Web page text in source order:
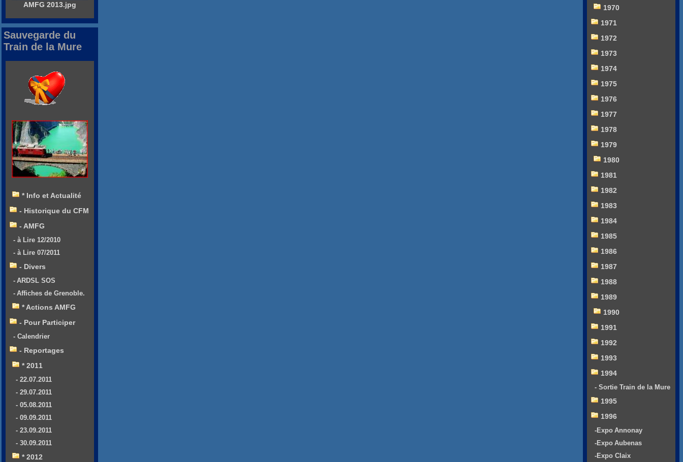
AMFG 2013.jpg
Sauvegarde du
Train de la Mure
* Info et Actualité
- Historique du CFM
- AMFG
- à Lire 12/2010
- à Lire 07/2011
- Divers
- ARDSL SOS
- Affiches de Grenoble.
* Actions AMFG
- Pour Participer
- Calendrier
- Reportages
* 2011
- 22.07.2011
- 29.07.2011
- 05.08.2011
- 09.09.2011
- 23.09.2011
- 30.09.2011
* 2012
1970
1971
1972
1973
1974
1975
1976
1977
1978
1979
1980
1981
1982
1983
1984
1985
1986
1987
1988
1989
1990
1991
1992
1993
1994
- Sortie Train de la Mure
1995
1996
-Expo Annonay
-Expo Aubenas
-Expo Claix